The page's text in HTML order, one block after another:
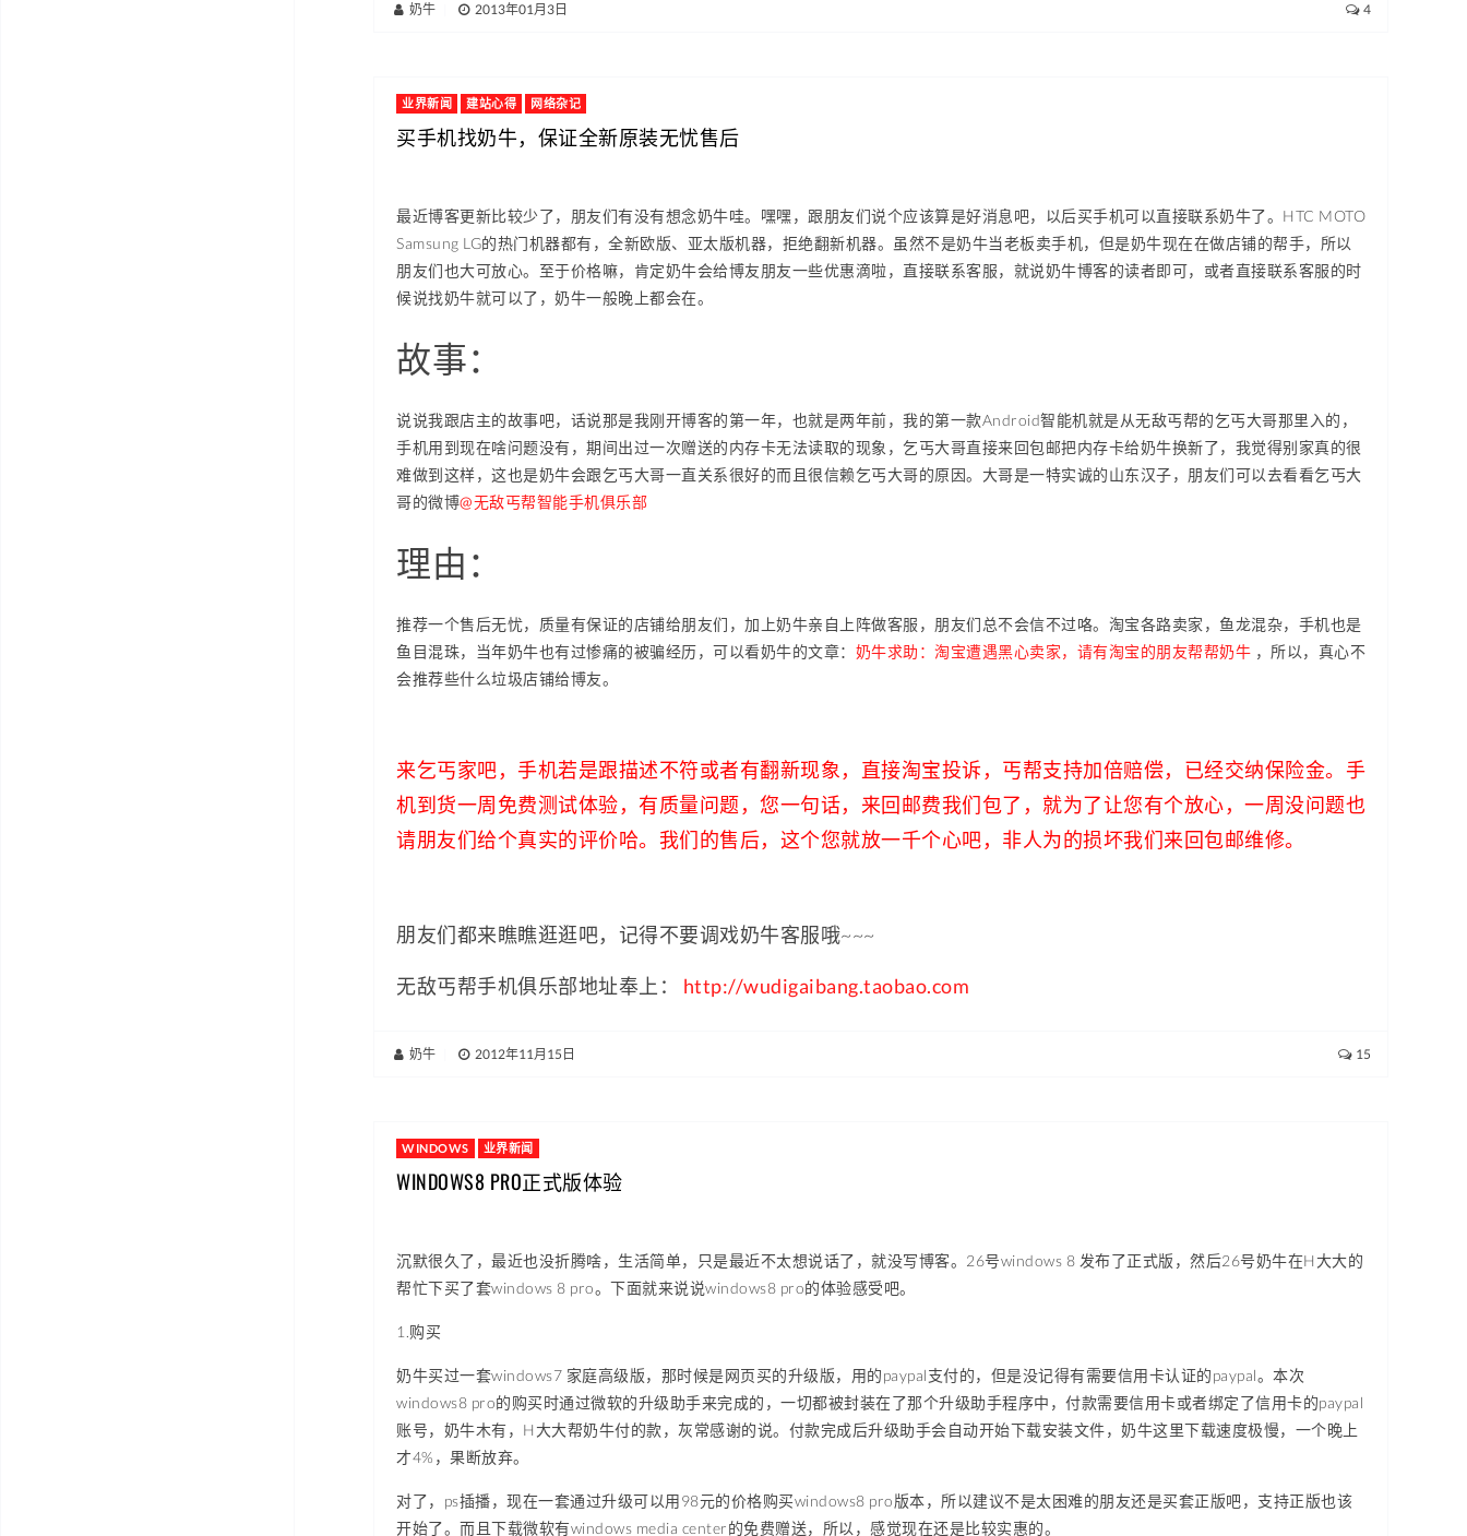
奶牛 2013年01月3日 4
业界新闻 建站心得 网络杂记
买手机找奶牛，保证全新原装无忧售后
最近博客更新比较少了，朋友们有没有想念奶牛哇。嘿嘿，跟朋友们说个应该算是好消息吧，以后买手机可以直接联系奶牛了。HTC MOTO
Samsung LG的热门机器都有，全新欧版、亚太版机器，拒绝翻新机器。虽然不是奶牛当老板卖手机，但是奶牛现在在做店铺的帮手，所以
朋友们也大可放心。至于价格嘛，肯定奶牛会给博友朋友一些优惠滴啦，直接联系客服，就说奶牛博客的读者即可，或者直接联系客服的时
候说找奶牛就可以了，奶牛一般晚上都会在。
故事：
说说我跟店主的故事吧，话说那是我刚开博客的第一年，也就是两年前，我的第一款Android智能机就是从无敌丐帮的乞丐大哥那里入的，
手机用到现在啥问题没有，期间出过一次赠送的内存卡无法读取的现象，乞丐大哥直接来回包邮把内存卡给奶牛换新了，我觉得别家真的很
难做到这样，这也是奶牛会跟乞丐大哥一直关系很好的而且很信赖乞丐大哥的原因。大哥是一特实诚的山东汉子，朋友们可以去看看乞丐大
哥的微博@无敌丐帮智能手机俱乐部
理由：
推荐一个售后无忧，质量有保证的店铺给朋友们，加上奶牛亲自上阵做客服，朋友们总不会信不过咯。淘宝各路卖家，鱼龙混杂，手机也是
鱼目混珠，当年奶牛也有过惨痛的被骗经历，可以看奶牛的文章： 奶牛求助：淘宝遭遇黑心卖家，请有淘宝的朋友帮帮奶牛 ，所以，真心不
会推荐些什么垃圾店铺给博友。
来乞丐家吧，手机若是跟描述不符或者有翻新现象，直接淘宝投诉，丐帮支持加倍赔偿，已经交纳保险金。手
机到货一周免费测试体验，有质量问题，您一句话，来回邮费我们包了，就为了让您有个放心，一周没问题也
请朋友们给个真实的评价哈。我们的售后，这个您就放一千个心吧，非人为的损坏我们来回包邮维修。
朋友们都来瞧瞧逛逛吧，记得不要调戏奶牛客服哦~~~
无敌丐帮手机俱乐部地址奉上： http://wudigaibang.taobao.com
奶牛 2012年11月15日 15
WINDOWS 业界新闻
WINDOWS8 PRO正式版体验
沉默很久了，最近也没折腾啥，生活简单，只是最近不太想说话了，就没写博客。26号windows 8 发布了正式版，然后26号奶牛在H大大的
帮忙下买了套windows 8 pro。下面就来说说windows8 pro的体验感受吧。
1.购买
奶牛买过一套windows7 家庭高级版，那时候是网页买的升级版，用的paypal支付的，但是没记得有需要信用卡认证的paypal。本次
windows8 pro的购买时通过微软的升级助手来完成的，一切都被封装在了那个升级助手程序中，付款需要信用卡或者绑定了信用卡的paypal
账号，奶牛木有，H大大帮奶牛付的款，灰常感谢的说。付款完成后升级助手会自动开始下载安装文件，奶牛这里下载速度极慢，一个晚上
才4%，果断放弃。
对了，ps插播，现在一套通过升级可以用98元的价格购买windows8 pro版本，所以建议不是太困难的朋友还是买套正版吧，支持正版也该
开始了。而且下载微软有windows media center的免费赠送，所以，感觉现在还是比较实惠的。